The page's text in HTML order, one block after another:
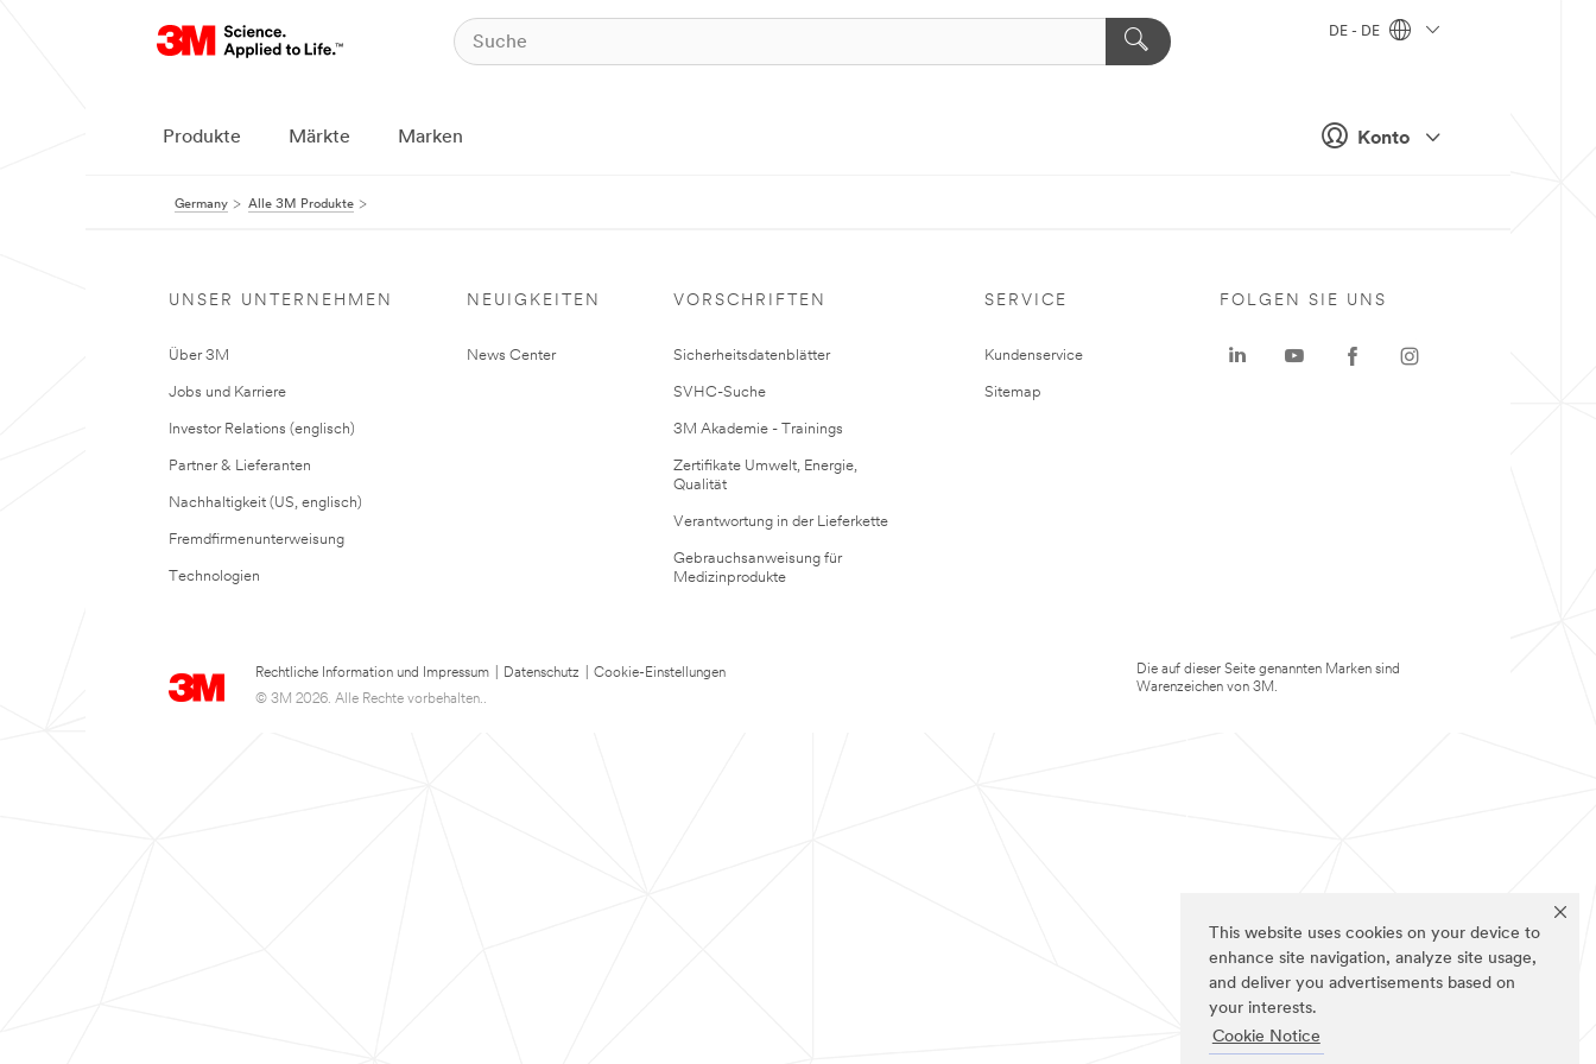
This website uses cookies on your device to
enhance site navigation, analyze site usage,
and deliver you advertisements based on
your interests.
Cookie Notice
Konto
DE - DE
Produkte Märkte Marken
Germany Alle 3M Produkte
UNSER UNTERNEHMEN
Über 3M
Jobs und Karriere
Investor Relations (englisch)
Partner & Lieferanten
Nachhaltigkeit (US, englisch)
Fremdfirmenunterweisung
Technologien
NEUIGKEITEN
News Center
VORSCHRIFTEN
Sicherheitsdatenblätter
SVHC-Suche
3M Akademie - Trainings
Zertifikate Umwelt, Energie,
Qualität
Verantwortung in der Lieferkette
Gebrauchsanweisung für
Medizinprodukte
SERVICE
Kundenservice
Sitemap
Rechtliche Information und Impressum Datenschutz
Cookie-Einstellungen
© 3M 2026. Alle Rechte vorbehalten..
FOLGEN SIE UNS
Die auf dieser Seite genannten Marken sind
Warenzeichen von 3M.